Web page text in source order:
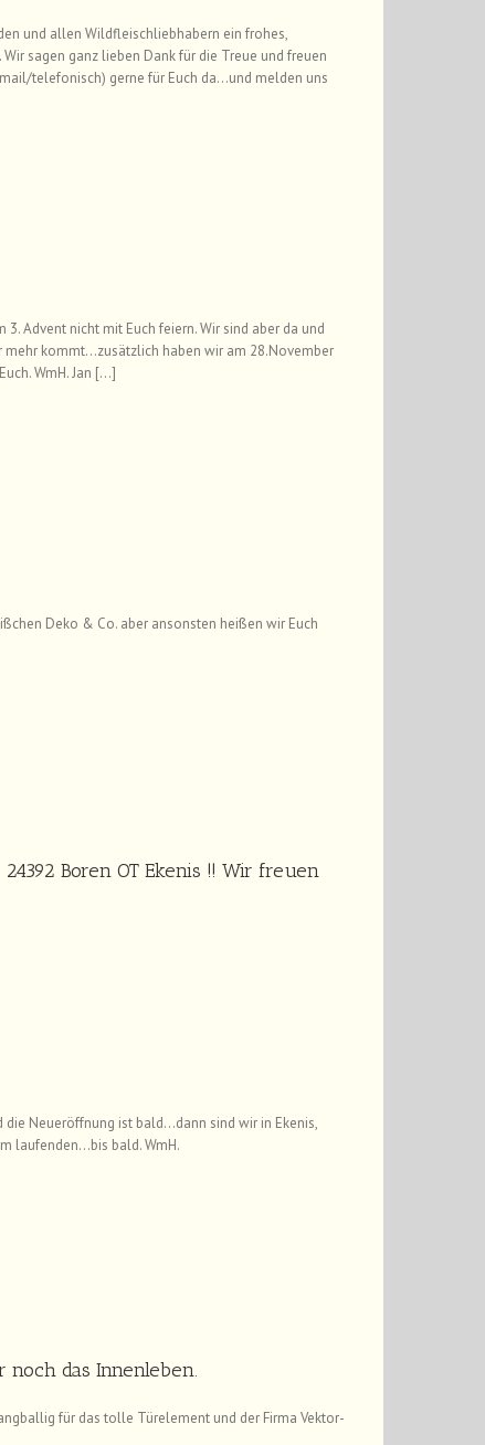
und allen Wildfleischliebhabern ein frohes,
sagen ganz lieben Dank für die Treue und freuen
telefonisch) gerne für Euch da…und melden uns
3. Advent nicht mit Euch feiern. Wir sind aber da und
mehr kommt…zusätzlich haben wir am 28.November
WmH. Jan […]
Deko & Co. aber ansonsten heißen wir Euch
Boren OT Ekenis !! Wir freuen
Neueröffnung ist bald…dann sind wir in Ekenis,
laufenden…bis bald. WmH.
das Innenleben.
für das tolle Türelement und der Firma Vektor-